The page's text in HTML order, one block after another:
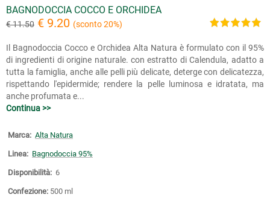
BAGNODOCCIA COCCO E ORCHIDEA
€ 11.50 € 9.20 (sconto 20%)
Il Bagnodoccia Cocco e Orchidea Alta Natura è formulato con il 95%
di ingredienti di origine naturale. con estratto di Calendula, adatto a
tutta la famiglia, anche alle pelli più delicate, deterge con delicatezza,
rispettando l'epidermide; rendere la pelle luminosa e idratata, ma
anche profumata e...
Continua >>
Marca: Alta Natura
Linea: Bagnodoccia 95%
Disponibilità: 6
Confezione: 500 ml